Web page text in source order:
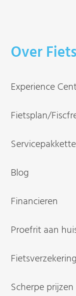
Over
Experience
Fietsplan/
Blog
Financieren
Proefrit aan
Fietsverzekering
Scherpe prijzen